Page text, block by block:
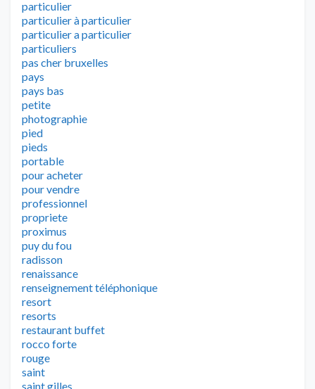
particulier
particulier à particulier
particulier a particulier
particuliers
pas cher bruxelles
pays
pays bas
petite
photographie
pied
pieds
portable
pour acheter
pour vendre
professionnel
propriete
proximus
puy du fou
radisson
renaissance
renseignement téléphonique
resort
resorts
restaurant buffet
rocco forte
rouge
saint
saint gilles